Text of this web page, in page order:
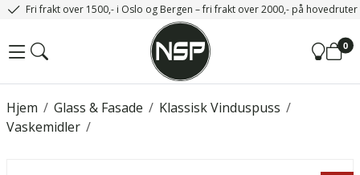
Fri frakt over 1500,- i Oslo og Bergen – fri frakt over 2000,- på
0
/
Hjem /
Glass & Fasade /
Klassisk Vinduspuss
/
Vaskemidler